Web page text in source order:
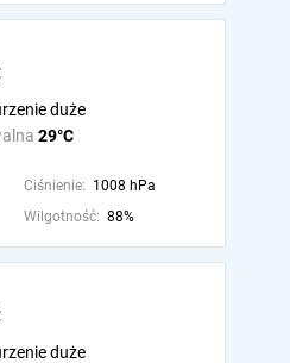
29°C
duże
Ciśnienie: 1008 hPa
Wilgotność: 88%
duże